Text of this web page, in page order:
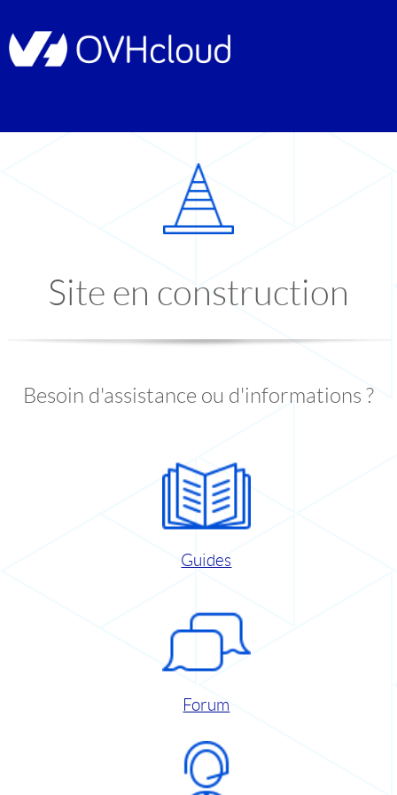
Site en construction
Besoin d'assistance ou d'informations ?
Guides
Forum